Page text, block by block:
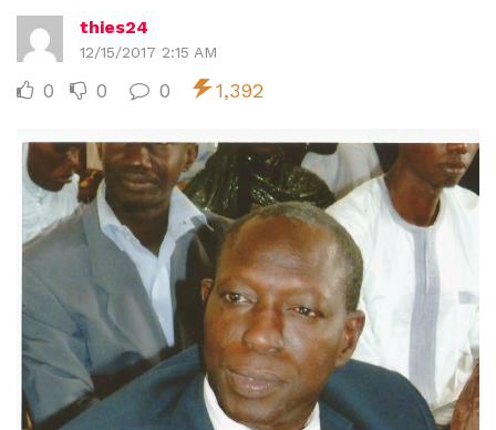
thies24
12/15/2017 2:15 AM
0 0 0 1,392